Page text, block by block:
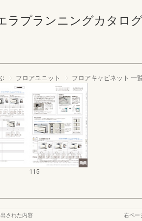
ラプランニングカタロ
フロアユニット フロアキャビネット 一
115
された内容
右ペー